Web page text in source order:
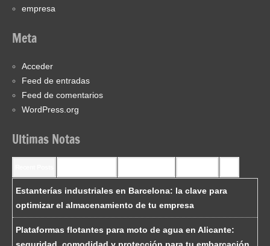
empresa
Meta
Acceder
Feed de entradas
Feed de comentarios
WordPress.org
Ultimas Notas
Estanterías industriales en Barcelona: la clave para
optimizar el almacenamiento de tu empresa
Plataformas flotantes para moto de agua en Alicante: